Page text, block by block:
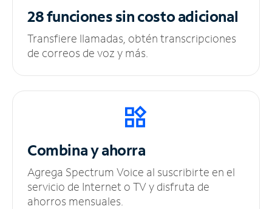
28 funciones sincosto adicional
Transfiere llamadas, obtén transcripciones
de correos de voz y más.
Combina y ahorra
Agrega Spectrum Voice al suscribirte en el
servicio de Internet o TV y disfruta de
ahorros mensuales.